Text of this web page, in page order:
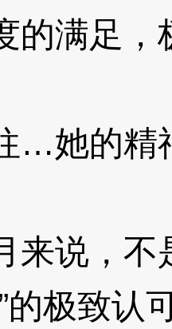
满足，
她的精
说，不
的极致认